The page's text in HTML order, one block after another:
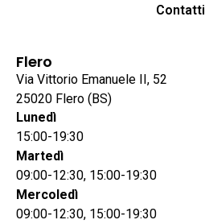
Contatti
Flero
Via Vittorio Emanuele II, 52
25020 Flero (BS)
Lunedì
15:00-19:30
Martedì
09:00-12:30, 15:00-19:30
Mercoledì
09:00-12:30, 15:00-19:30